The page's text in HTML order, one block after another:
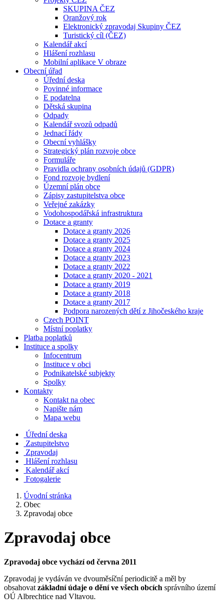
SKUPINA ČEZ
Oranžový rok
Elektronický zpravodaj Skupiny ČEZ
Turistický cíl (ČEZ)
Kalendář akcí
Hlášení rozhlasu
Mobilní aplikace V obraze
Obecní úřad
Úřední deska
Povinné informace
E podatelna
Dětská skupina
Odpady
Kalendář svozů odpadů
Jednací řády
Obecní vyhlášky
Strategický plán rozvoje obce
Formuláře
Pravidla ochrany osobních údajů (GDPR)
Fond rozvoje bydlení
Územní plán obce
Zápisy zastupitelstva obce
Veřejné zakázky
Vodohospodářská infrastruktura
Dotace a granty
Dotace a granty 2026
Dotace a granty 2025
Dotace a granty 2024
Dotace a granty 2023
Dotace a granty 2022
Dotace a granty 2020 - 2021
Dotace a granty 2019
Dotace a granty 2018
Dotace a granty 2017
Podpora narozených dětí z Jihočeského kraje
Czech POINT
Místní poplatky
Platba poplatků
Instituce a spolky
Infocentrum
Instituce v obci
Podnikatelské subjekty
Spolky
Kontakty
Kontakt na obec
Napište nám
Mapa webu
Úřední deska
Zastupitelstvo
Zpravodaj
Hlášení rozhlasu
Kalendář akcí
Fotogalerie
Úvodní stránka
Obec
Zpravodaj obce
Zpravodaj obce
Zpravodaj obce vychází od června 2011
Zpravodaj je vydáván ve dvouměsíční periodicitě a měl by
obsahovat základní údaje o dění ve všech obcích správního území
OÚ Albrechtice nad Vltavou.